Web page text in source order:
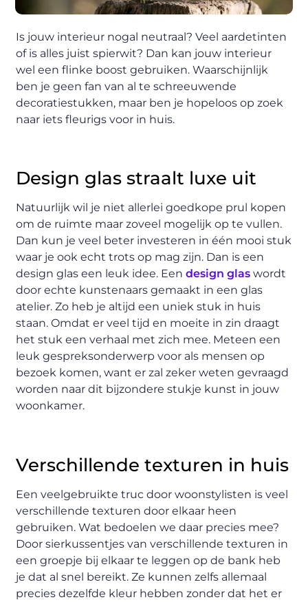
Is jouw interieur nogal neutraal? Veel aardetinten
of is alles juist spierwit? Dan kan jouw interieur
wel een flinke boost gebruiken. Waarschijnlijk
ben je geen fan van al te schreeuwende
decoratiestukken, maar ben je hopeloos op zoek
naar iets fleurigs voor in huis.
Design glas straalt luxe uit
Natuurlijk wil je niet allerlei goedkope prul kopen
om de ruimte maar zoveel mogelijk op te vullen.
Dan kun je veel beter investeren in één mooi stuk
waar je ook echt trots op mag zijn. Dan is een
design glas een leuk idee. Eendesign glas wordt
door echte kunstenaars gemaakt in een glas
atelier. Zo heb je altijd een uniek stuk in huis
staan. Omdat er veel tijd en moeite in zin draagt
het stuk een verhaal met zich mee. Meteen een
leuk gespreksonderwerp voor als mensen op
bezoek komen, want er zal zeker weten gevraagd
worden naar dit bijzondere stukje kunst in jouw
woonkamer.
Verschillende texturen in huis
Een veelgebruikte truc door woonstylisten is veel
verschillende texturen door elkaar heen
gebruiken. Wat bedoelen we daar precies mee?
Door sierkussentjes van verschillende texturen in
een groepje bij elkaar te leggen op de bank heb
je dat al snel bereikt. Ze kunnen zelfs allemaal
precies dezelfde kleur hebben zonder dat het er